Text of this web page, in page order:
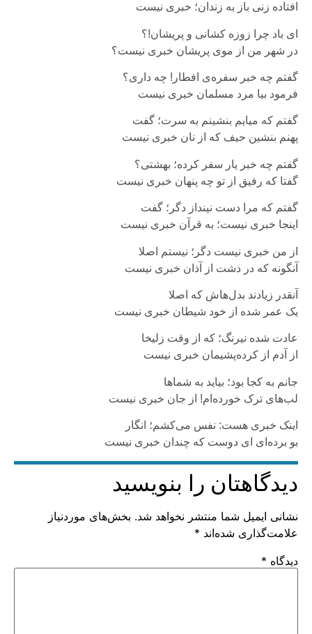
افتاده زنی باز به زندان؛ خبری نیست
ای باد چرا زوزه کشانی و پریشان!؟
در شهر من از موی پریشان خبری نیست؟
گفتم چه خبر سفره‌ی افطار! چه داری؟
فرمود بیا مرد مسلمان خبری نیست
گفتم که میایم بنشینم به سرت؛ گفت
پهنم بنشین حیف که از نان خبری نیست
گفتم چه خبر یار سفر کرده‌؛ بهشتی؟
گفتا که رفیق از تو چه پنهان خبری نیست
گفتم که مرا دست نینداز دگر؛ گفت
اینجا خبری نیست؛ به قرآن خبری نیست
از من خبری نیست دگر؛ نیستم اصلا
آنگونه که در دشت از آذان خبری نیست
آنقدر زیادند بدل‌هاش که اصلا
یک عمر شده از خود شیطان خبری نیست
عادت شده نیرنگ؛ که از وقت زلیخا
از آدم از کرده‌پشیمان خبری نیست
جانم به کجا بود؛ بیاید به شماها
لب‌های ترک‌ خورده‌ام! از جان خبری نیست
اینک خبری هست: نفس می‌کشم؛ انگار
بو برده‌ای ای دوست که چندان خبری نیست
دیدگاهتان را بنویسید
نشانی ایمیل شما منتشر نخواهد شد. بخش‌های موردنیاز
علامت‌گذاری شده‌اند *
دیدگاه *